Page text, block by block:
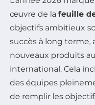
œuvre de la feuille
objectifs ambitieux
succès à long
nouveaux produits
international. Cela
des équipes
de remplir les